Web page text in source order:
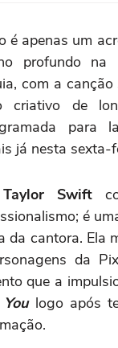
é apenas um
profundo na
com a canção
criativo de
para
já nesta sexta-
Taylor Swift
é
da cantora. Ela
da
que a
logo após